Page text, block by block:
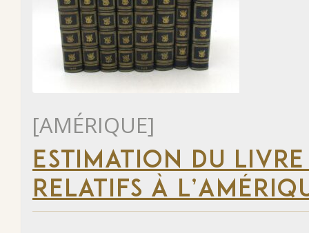
[AMÉRIQUE]
ESTIMATION DU
RELATIFS À